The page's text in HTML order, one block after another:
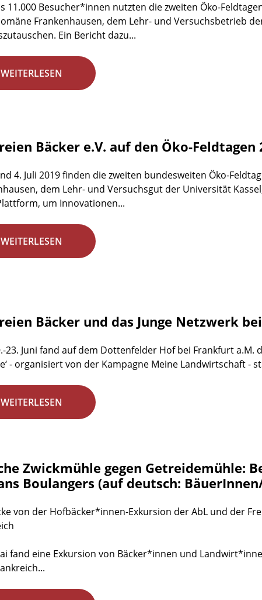
11.000 Besucher*innen nutzten die zweiten Öko-
Frankenhausen, dem Lehr- und Versuchsbetrieb
Ein Bericht dazu...
WEITERLESEN
Bäcker e.V. auf den Öko-Feldtagen
4. Juli 2019 finden die zweiten bundesweiten Öko-
dem Lehr- und Versuchsgut der Universität
um Innovationen...
WEITERLESEN
Bäcker und das Junge Netzwerk
23. Juni fand auf dem Dottenfelder Hof bei Frankfurt a.M.
- organisiert von der Kampagne Meine Landwirtschaft -
WEITERLESEN
Zwickmühle gegen Getreidemühle:
Boulangers (auf deutsch:
von der Hofbäcker*innen-Exkursion der AbL und der
fand eine Exkursion von Bäcker*innen und